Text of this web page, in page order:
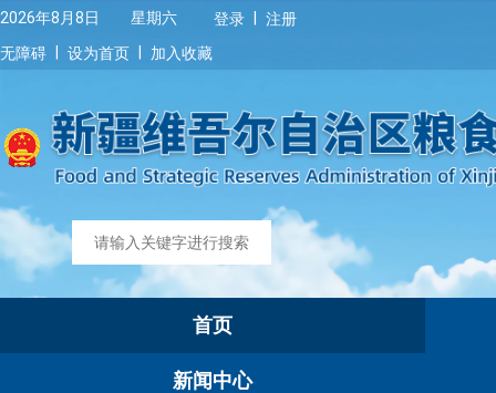
2026年8月8日 星期六 登录
注册
无障碍
设为首页 加入收藏
首页
新闻中心